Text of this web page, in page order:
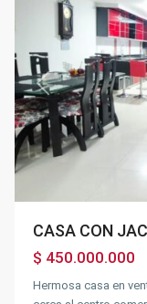
Previous
CASA CON
$ 450.000.000
Hermosa casa en
Plana